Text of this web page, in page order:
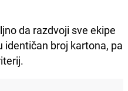
da razdvoji sve ekipe
identičan broj kartona, pa